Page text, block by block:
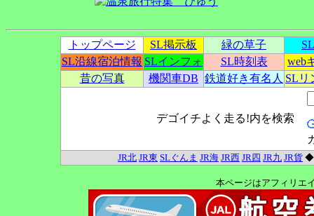
トップページ SL掲示板 緑の草子
SL沿線宿泊情報 SLインフォ SL時刻表
web
昔の写真
機関車DB 鉄道好き有名人 SLリ
デゴイチよく走る!内を検索
JR北 JR東 SLぐんま JR海 JR西 JR四 JR九 JR貨
本ページはアフィリエ